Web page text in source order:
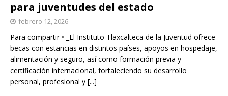
para juventudes del estado
febrero 12, 2026
Para compartir • _El Instituto Tlaxcalteca de la Juventud ofrece
becas con estancias en distintos países, apoyos en hospedaje,
alimentación y seguro, así como formación previa y
certificación internacional, fortaleciendo su desarrollo
personal, profesional y [...]